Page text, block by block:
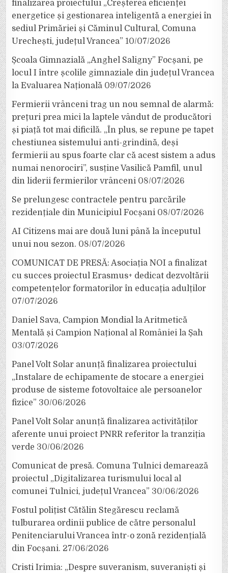
finalizarea proiectului „Creșterea eficienței
energetice și gestionarea inteligentă a energiei în
sediul Primăriei și Căminul Cultural, Comuna
Urechești, județul Vrancea” 10/07/2026
Școala Gimnazială „Anghel Saligny” Focșani, pe
locul I între școlile gimnaziale din județul Vrancea
la Evaluarea Națională 09/07/2026
Fermierii vrânceni trag un nou semnal de alarmă:
prețuri prea mici la laptele vândut de producători
și piață tot mai dificilă. „În plus, se repune pe tapet
chestiunea sistemului anti-grindină, deși
fermierii au spus foarte clar că acest sistem a adus
numai nenorociri”, susține Vasilică Pamfil, unul
din liderii fermierilor vrânceni 08/07/2026
Se prelungesc contractele pentru parcările
rezidențiale din Municipiul Focșani 08/07/2026
AI Citizens mai are două luni până la începutul
unui nou sezon. 08/07/2026
COMUNICAT DE PRESĂ: Asociația NOI a finalizat
cu succes proiectul Erasmus+ dedicat dezvoltării
competențelor formatorilor în educația adulților
07/07/2026
Daniel Sava, Campion Mondial la Aritmetică
Mentală și Campion Național al României la Șah
03/07/2026
Panel Volt Solar anunță finalizarea proiectului
„Instalare de echipamente de stocare a energiei
produse de sisteme fotovoltaice ale persoanelor
fizice” 30/06/2026
Panel Volt Solar anunță finalizarea activităților
aferente unui proiect PNRR referitor la tranziția
verde 30/06/2026
Comunicat de presă. Comuna Tulnici demarează
proiectul „Digitalizarea turismului local al
comunei Tulnici, județul Vrancea” 30/06/2026
Fostul polițist Cătălin Stegărescu reclamă
tulburarea ordinii publice de către personalul
Penitenciarului Vrancea într-o zonă rezidențială
din Focșani. 27/06/2026
Cristi Irimia: „Despre suveranism, suveraniști și